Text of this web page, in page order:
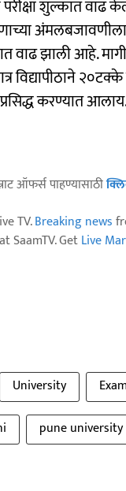
परीक्षा शुल्कात
वाढ झाली आहे.
विद्यापीठाने
करण्यात
ऑफर्स पाहण्यासाठी
TV.Breaking news
SaamTV. GetLive
University
pune university